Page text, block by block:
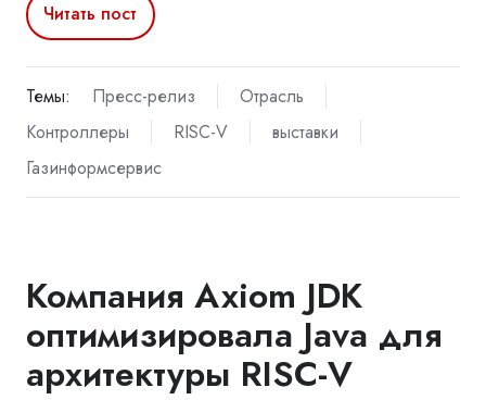
Читать пост
Темы: Пресс-релиз
Отрасль
Контроллеры
RISC-V
выставки
Газинформсервис
Компания Axiom JDK
оптимизировала Java для
архитектуры RISC-V